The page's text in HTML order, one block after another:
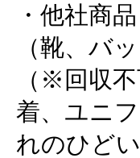
・他社商
（靴、バ
（※回収
着、ユニ
れのひど